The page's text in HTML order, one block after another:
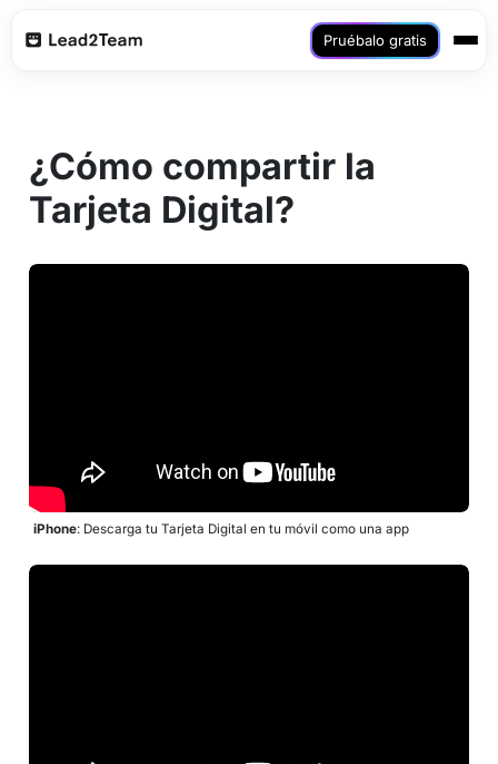
Pruébalo gratis
¿Cómo compartir la
Tarjeta Digital?
iPhone: Descarga tu Tarjeta Digital en tu móvil como una app